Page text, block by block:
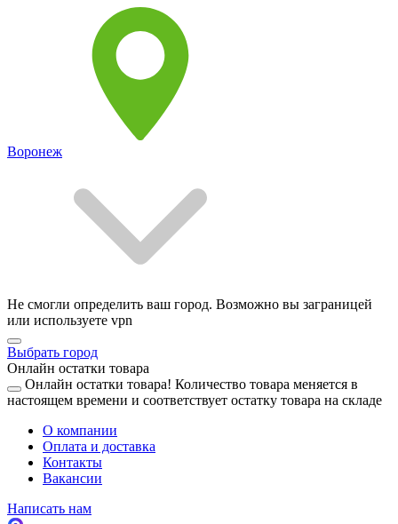
Воронеж
Не смогли определить ваш город. Возможно вы заграницей
или используете vpn
Выбрать город
Онлайн остатки товара
Онлайн остатки товара! Количество товара меняется в
настоящем времени и соответствует остатку товара на складе
О компании
Оплата и доставка
Контакты
Вакансии
Написать нам